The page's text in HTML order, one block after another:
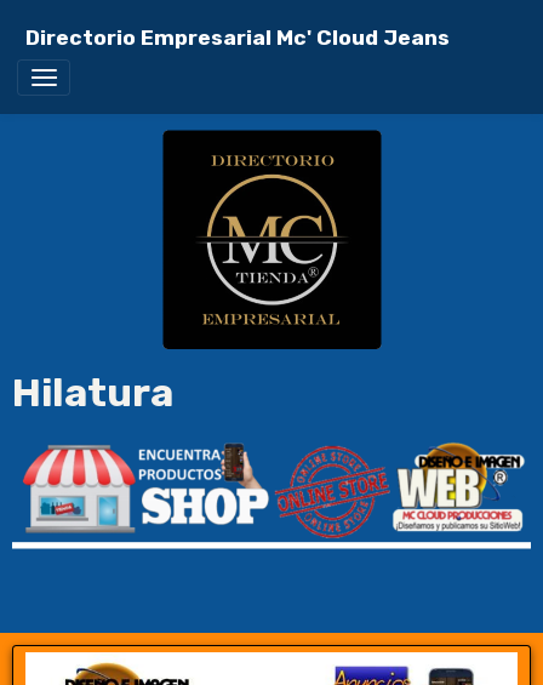
Directorio Empresarial Mc' Cloud Jeans
Hilatura